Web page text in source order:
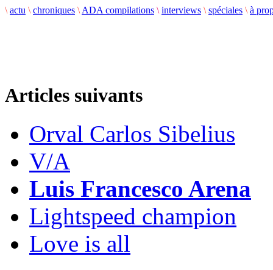
\ actu \ chroniques \ ADA compilations \ interviews \ spéciales \ à
Articles suivants
Orval Carlos Sibelius
V/A
Luis Francesco Arena
Lightspeed champion
Love is all